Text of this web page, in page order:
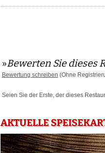
»Bewerten Sie dieses
Bewertung schreiben (Ohne
Seien Sie der Erste, der dieses
AKTUELLE